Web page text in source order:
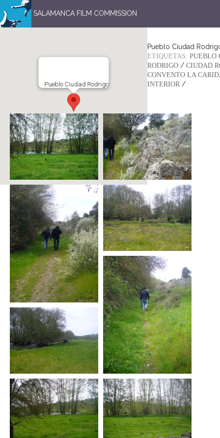
SALAMANCA FILM COMMISSION
Pueblo Ciudad Rodrigo
Pueblo Ciudad
ETIQUETAS: PUEBLO
RODRIGO / CIUDAD
CONVENTO LA
INTERIOR /